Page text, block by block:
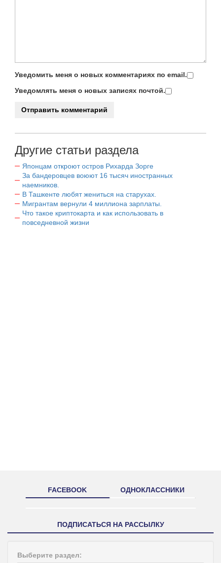
Уведомить меня о новых комментариях по email.
Уведомлять меня о новых записях почтой.
Другие статьи раздела
Японцам откроют остров Рихарда Зорге
За бандеровцев воюют 16 тысяч иностранных
наемников.
В Ташкенте любят жениться на старухах.
Мигрантам вернули 4 миллиона зарплаты.
Что такое криптокарта и как использовать в
повседневной жизни
FACEBOOK ОДНОКЛАССНИКИ
ПОДПИСАТЬСЯ НА РАССЫЛКУ
Выберите раздел: